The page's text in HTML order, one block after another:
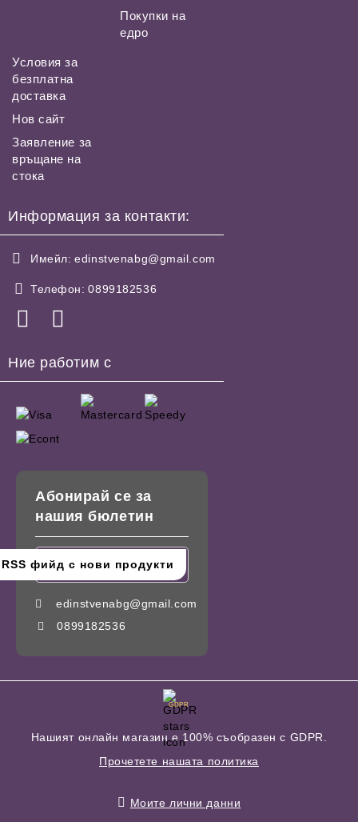
Покупки на
едро
Условия за
безплатна
доставка
Нов сайт
Заявление за
връщане на
стока
Информация за контакти:
Имейл: edinstvenabg@gmail.com
Телефон: 0899182536
Ние работим с
Абонирай се за
нашия бюлетин
edinstvenabg@gmail.com
0899182536
GDPR
Нашият онлайн магазин е 100% съобразен с GDPR.
Прочетете нашата политика
Моите лични данни